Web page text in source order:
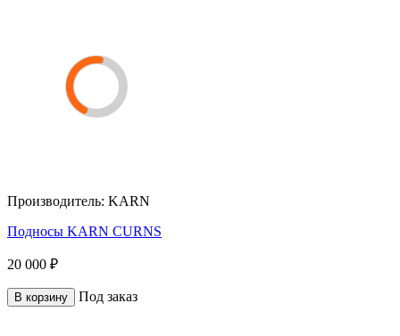
Производитель: KARN
Подносы KARN CURNS
20 000 ₽
В корзину Под заказ